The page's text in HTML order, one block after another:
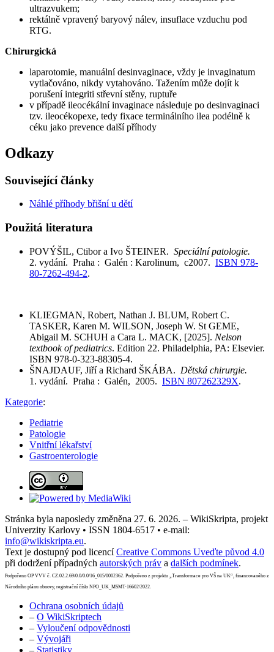
ultrazvukem;
rektálně vpravený baryový nálev, insuflace vzduchu pod
RTG.
Chirurgická
laparotomie, manuální desinvaginace, vždy je invaginatum
vytlačováno, nikdy vytahováno. Tažením může dojít k
porušení integriti střevní stěny, ruptuře
v případě ileocékální invaginace následuje po desinvaginaci
tzv. ileocékopexe, tedy fixace terminálního ilea podélně k
céku jako prevence další příhody
Odkazy
Související články
Náhlé příhody břišní u dětí
Použitá literatura
POVÝŠIL, Ctibor a Ivo ŠTEINER. Speciální patologie.
2. vydání. Praha : Galén : Karolinum, c2007. ISBN 978-
80-7262-494-2.
KLIEGMAN, Robert, Nathan J. BLUM, Robert C.
TASKER, Karen M. WILSON, Joseph W. St GEME,
Abigail M. SCHUH a Cara L. MACK, [2025]. Nelson
textbook of pediatrics. Edition 22. Philadelphia, PA: Elsevier.
ISBN 978-0-323-88305-4.
ŠNAJDAUF, Jiří a Richard ŠKÁBA. Dětská chirurgie.
1. vydání. Praha : Galén, 2005. ISBN 807262329X.
Kategorie:
Pediatrie
Patologie
Vnitřní lékařství
Gastroenterologie
Stránka byla naposledy změněna 27. 6. 2026. – WikiSkripta, projekt
Univerzity Karlovy • ISSN 1804-6517 • e-mail:
info@wikiskripta.eu.
Text je dostupný pod licencíCreative Commons Uveďte původ 4.0
při dodržení případných autorských práv a dalších podmínek.
Podpořeno OP VVV č. CZ.02.2.69/0.0/0.0/16_015/0002362. Podpořeno z projektu „Transformace pro VŠ na UK“, financovaného z
Národního plánu obnovy, registrační číslo NPO_UK_MSMT-16602/2022.
Ochrana osobních údajů
– O WikiSkriptech
– Vyloučení odpovědnosti
– Vývojáři
– Statistiky